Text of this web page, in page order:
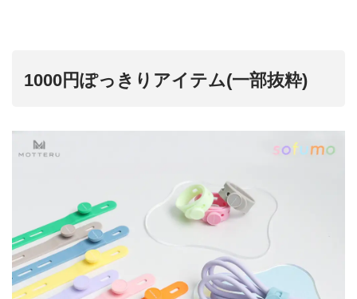
1000円ぽっきりアイテム(一部抜粋)